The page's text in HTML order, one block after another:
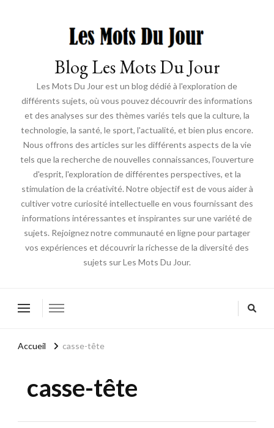
Blog Les Mots Du Jour
Les Mots Du Jour est un blog dédié à l'exploration de
différents sujets, où vous pouvez découvrir des informations
et des analyses sur des thèmes variés tels que la culture, la
technologie, la santé, le sport, l'actualité, et bien plus encore.
Nous offrons des articles sur les différents aspects de la vie
tels que la recherche de nouvelles connaissances, l'ouverture
d'esprit, l'exploration de différentes perspectives, et la
stimulation de la créativité. Notre objectif est de vous aider à
cultiver votre curiosité intellectuelle en vous fournissant des
informations intéressantes et inspirantes sur une variété de
sujets. Rejoignez notre communauté en ligne pour partager
vos expériences et découvrir la richesse de la diversité des
sujets sur Les Mots Du Jour.
Accueil casse-tête
casse-tête